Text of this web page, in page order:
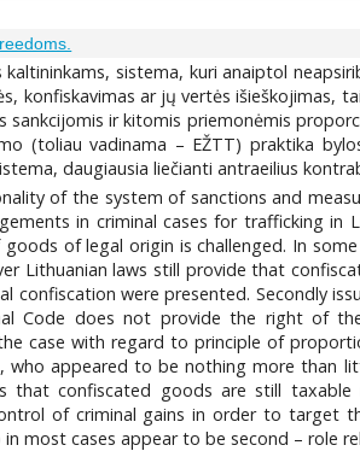
sistema, kuri anaiptol
konfiskavimas ar jų vertės išieškojimas,
ir kitomis priemonėmis
(toliau vadinama – EŽTT) praktika
daugiausia liečianti antraeilius
of the system of sanctions and
in criminal cases for trafficking in
of legal origin is challenged. In
Lithuanian laws still provide that
were presented. Secondly
Code does not provide the right of
case with regard to principle of
who appeared to be nothing more than
that confiscated goods are still
of criminal gains in order to target
most cases appear to be second – role